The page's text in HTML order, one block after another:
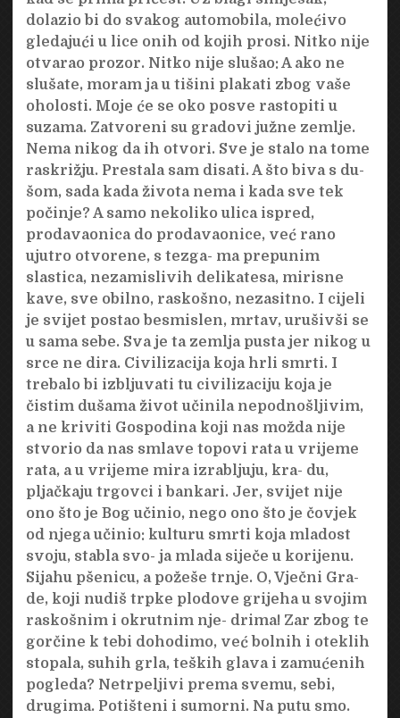
dolazio bi do svakog automobila, molećivo
gledajući u lice onih od kojih prosi. Nitko nije
otvarao prozor. Nitko nije slušao: A ako ne
slušate, moram ja u tišini plakati zbog vaše
oholosti. Moje će se oko posve rastopiti u
suzama. Zatvoreni su gradovi južne zemlje.
Nema nikog da ih otvori. Sve je stalo na tome
raskrižju. Prestala sam disati. A što biva s du-
šom, sada kada života nema i kada sve tek
počinje? A samo nekoliko ulica ispred,
prodavaonica do prodavaonice, već rano
ujutro otvorene, s tezga- ma prepunim
slastica, nezamislivih delikatesa, mirisne
kave, sve obilno, raskošno, nezasitno. I cijeli
je svijet postao besmislen, mrtav, urušivši se
u sama sebe. Sva je ta zemlja pusta jer nikog u
srce ne dira. Civilizacija koja hrli smrti. I
trebalo bi izbljuvati tu civilizaciju koja je
čistim dušama život učinila nepodnošljivim,
a ne kriviti Gospodina koji nas možda nije
stvorio da nas smlave topovi rata u vrijeme
rata, a u vrijeme mira izrabljuju, kra- du,
pljačkaju trgovci i bankari. Jer, svijet nije
ono što je Bog učinio, nego ono što je čovjek
od njega učinio: kulturu smrti koja mladost
svoju, stabla svo- ja mlada siječe u korijenu.
Sijahu pšenicu, a požeše trnje. O, Vječni Gra-
de, koji nudiš trpke plodove grijeha u svojim
raskošnim i okrutnim nje- drima! Zar zbog te
gorčine k tebi dohodimo, već bolnih i oteklih
stopala, suhih grla, teških glava i zamućenih
pogleda? Netrpeljivi prema svemu, sebi,
drugima. Potišteni i sumorni. Na putu smo.